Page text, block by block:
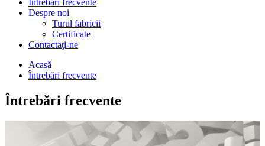
Întrebări frecvente
Despre noi
Turul fabricii
Certificate
Contactaţi-ne
Acasă
Întrebări frecvente
Întrebări frecvente